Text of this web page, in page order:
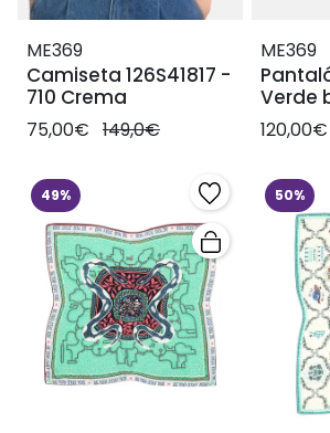
ME369
Camiseta 126S41817 -
710 Crema
75,00€ 149,0€
ME369
Verde
120,00€
49% 50%